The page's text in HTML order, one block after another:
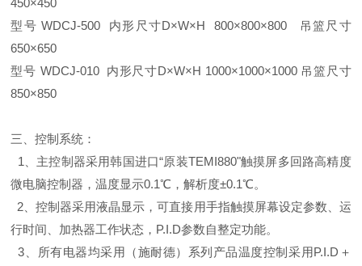
型号 WDCJ-500 内形尺寸D×W×H 800×800×800 吊篮尺寸
650×650
型号 WDCJ-010 内形尺寸D×W×H 1000×1000×1000 吊篮尺寸
850×850
三、控制系统：
1、主控制器采用韩国进口“原装TEMI880"触摸屏多回路高精度
微电脑控制器，温度显示0.1℃，解析度±0.1℃。
2、控制器采用液晶显示，可直接用手指触摸屏幕设定参数、运
行时间、加热器工作状态，P.I.D参数自整定功能。
3、所有电器均采用（施耐德）系列产品温度控制采用P.I.D＋